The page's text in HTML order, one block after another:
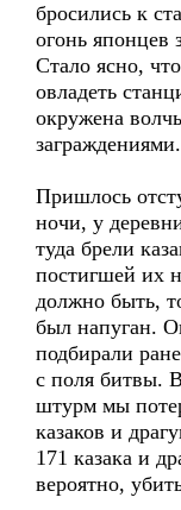
бросились к
огонь японцев
Стало ясно,
овладеть
окружена
Пришлось
ночи, у
туда брели
постигшей их
должно быть,
был напуган.
подбирали
с поля битвы.
штурм мы
казаков и
171 казака и
вероятно,